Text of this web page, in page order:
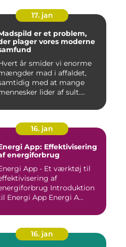
17. jan
er et problem,
plager vores moderne
år smider vi enorme
mad i affaldet,
med at mange
lider af sult.
16. jan
App: Effektivisering
energiforbrug
App - Et værktøj til
af
Introduktion
til Energi App Energi A...
16. jan